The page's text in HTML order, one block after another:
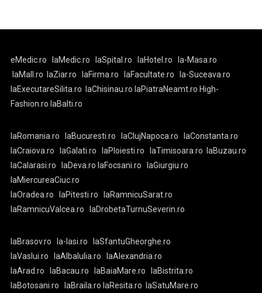
eMedic.ro laMedic.ro laSpital.ro laHotel.ro
la-Masa.ro
laMall.ro
laZiar.ro laFirma.ro laFacultate.ro
la-Suceava.ro
laExecutareSilita.ro
laChisinau.ro laPiatraNeamt.ro High-
Fashion.ro laBalti.ro
laRomania.ro laBucuresti.ro laClujNapoca.ro
laConstanta.ro
laCraiova.ro
laGalati.ro laPloiesti.ro laTimisoara.ro
laBuzau.ro
laCalarasi.ro
laDeva.ro laFocsani.ro
laGiurgiu.ro
laMiercureaCiuc.ro
laOradea.ro
laPitesti.ro
laRamnicuSarat.ro
laRamnicuValcea.ro
laDrobetaTurnuSeverin.ro
laBrasov.ro la-Iasi.ro
laSfantuGheorghe.ro
laVaslui.ro
laAlbaIulia.ro
laAlexandria.ro
laArad.ro
laBacau.ro laBaiaMare.ro
laBistrita.ro
laBotosani.ro
laBraila.ro laResita.ro laSatuMare.ro